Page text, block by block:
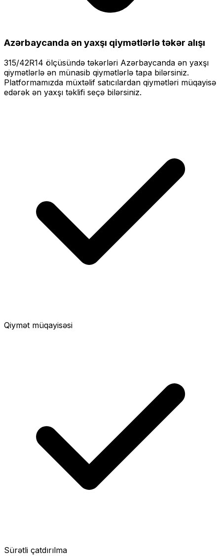
Azərbaycanda ən yaxşı qiymətlərlətəkər alışı
315/42R14 ölçüsündə təkərləri Azərbaycanda ən yaxşı
qiymətlərlə ən münasib qiymətlərlə tapa bilərsiniz.
Platformamızda müxtəlif satıcılardan qiymətləri müqayisə
edərək ən yaxşı təklifi seçə bilərsiniz.
Qiymət müqayisəsi
Sürətli çatdırılma